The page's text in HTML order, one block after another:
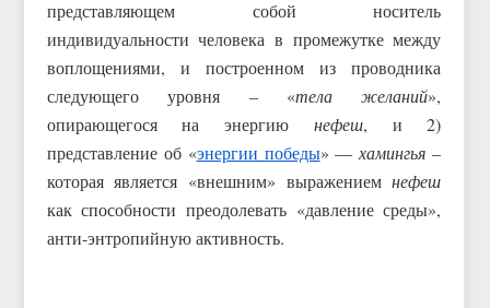
представляющем собой носитель
индивидуальности человека в промежутке между
воплощениями, и построенном из проводника
следующего уровня – «тела желаний»,
опирающегося на энергию нефеш, и 2)
представление об «энергии победы» —хамингья –
которая является «внешним» выражениемнефеш
как способности преодолевать «давление среды»,
анти-энтропийную активность.